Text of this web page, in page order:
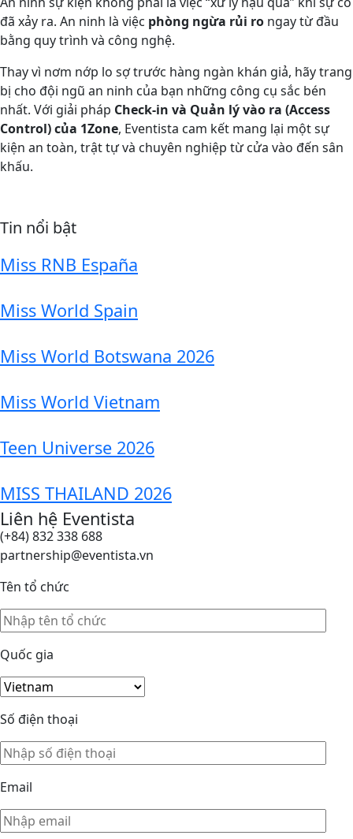
đã xảy ra. An ninh là việc phòng ngừa rủi ro ngay từ đầu
bằng quy trình và công nghệ.
Thay vì nơm nớp lo sợ trước hàng ngàn khán giả, hãy trang
bị cho đội ngũ an ninh của bạn những công cụ sắc bén
nhất. Với giải pháp Check-in và Quản lý vào ra (Access
Control) của 1Zone, Eventista cam kết mang lại một sự
kiện an toàn, trật tự và chuyên nghiệp từ cửa vào đến sân
khấu.
Tin nổi bật
Miss RNB España
Miss World Spain
Miss World Botswana 2026
Miss World Vietnam
Teen Universe 2026
MISS THAILAND 2026
Liên hệ Eventista
(+84) 832 338 688
partnership@eventista.vn
Tên tổ chức
Quốc gia
Số điện thoại
Email